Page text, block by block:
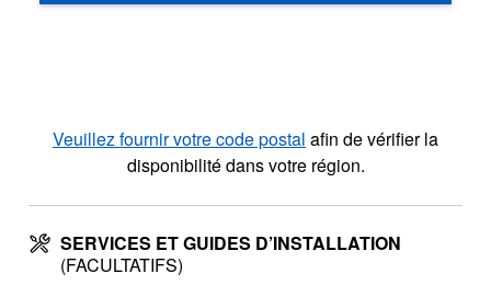
Veuillez fournir votre code postal afin de vérifier la
disponibilité dans votre région.
SERVICES ET GUIDES D’INSTALLATION
(FACULTATIFS)